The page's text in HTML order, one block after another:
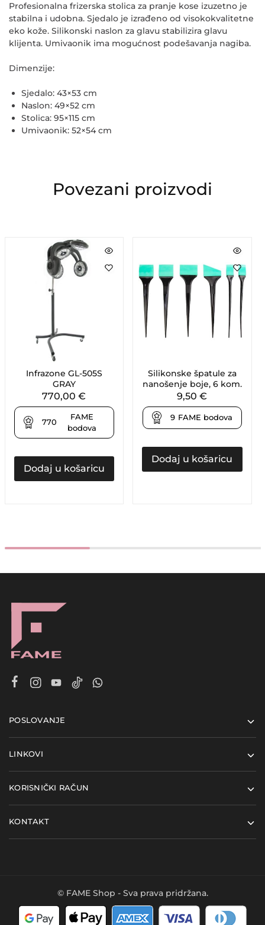
Profesionalna frizerska stolica za pranje kose izuzetno je
stabilna i udobna. Sjedalo je izrađeno od visokokvalitetne
eko kože. Silikonski naslon za glavu stabilizira glavu
klijenta. Umivaonik ima mogućnost podešavanja nagiba.
Dimenzije:
Sjedalo: 43×53 cm
Naslon: 49×52 cm
Stolica: 95×115 cm
Umivaonik: 52×54 cm
Povezani proizvodi
Infrazone GL-505S
GRAY
770,00€
770
FAME
bodova
Dodaj u košaricu
Silikonske špatule za
nanošenje boje, 6 kom.
9,50€
9 FAME bodova
Dodaj u košaricu
POSLOVANJE
LINKOVI
KORISNIČKI RAČUN
KONTAKT
© FAME Shop - Sva prava pridržana.